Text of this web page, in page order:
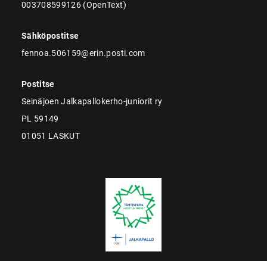
003708599126 (OpenText)
Sähköpostitse
fennoa.506159@erin.posti.com
Postitse
Seinäjoen Jalkapallokerho-juniorit ry
PL 59149
01051 LASKUT